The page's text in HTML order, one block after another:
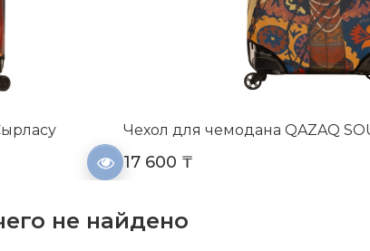
Чехол для чемодана QAZAQ
17 600 ₸
не найдено